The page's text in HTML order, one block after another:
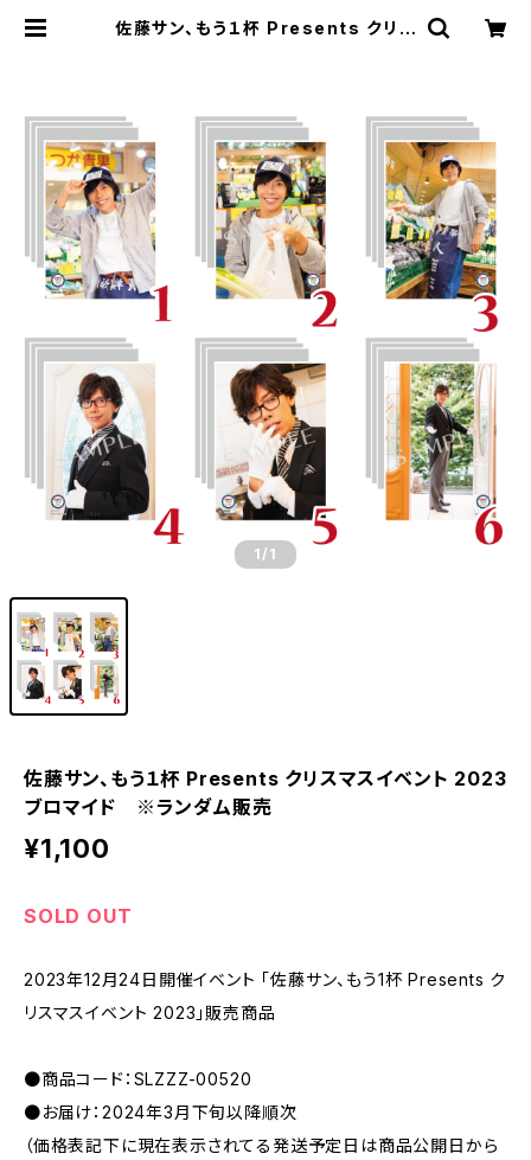
佐藤サン、もう１杯 Presents クリス
1 /1
佐藤サン、もう１杯 Presents クリスマスイベント 2023
ブロマイド ※ランダム販売
¥1,100
SOLD OUT
2023年12月24日開催イベント 「佐藤サン、もう1杯 Presents ク
リスマスイベント 2023」販売商品
●商品コード：SLZZZ-00520
●お届け：2024年3月下旬以降順次
（価格表記下に現在表示されてる発送予定日は商品公開日から